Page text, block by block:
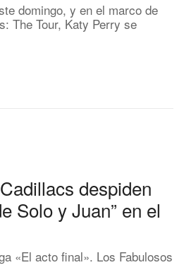
domingo, y en el marco de
The Tour, Katy Perry se
despiden
Solo y Juan” en el
«El acto final». Los Fabulosos